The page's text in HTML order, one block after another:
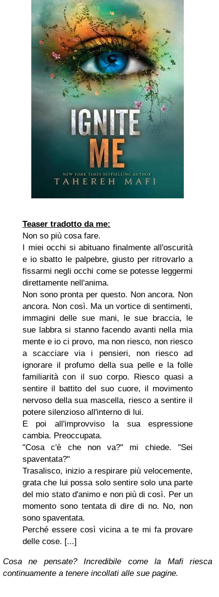
Teaser tradotto da me:
Non so più cosa fare.
I miei occhi si abituano finalmente all'oscurità
e io sbatto le palpebre, giusto per ritrovarlo a
fissarmi negli occhi come se potesse leggermi
direttamente nell'anima.
Non sono pronta per questo. Non ancora. Non
ancora. Non così. Ma un vortice di sentimenti,
immagini delle sue mani, le sue braccia, le
sue labbra si stanno facendo avanti nella mia
mente e io ci provo, ma non riesco, non riesco
a scacciare via i pensieri, non riesco ad
ignorare il profumo della sua pelle e la folle
familiarità con il suo corpo. Riesco quasi a
sentire il battito del suo cuore, il movimento
nervoso della sua mascella, riesco a sentire il
potere silenzioso all'interno di lui.
E poi all'improvviso la sua espressione
cambia. Preoccupata.
"Cosa c'è che non va?" mi chiede. "Sei
spaventata?"
Trasalisco, inizio a respirare più velocemente,
grata che lui possa solo sentire solo una parte
del mio stato d'animo e non più di così. Per un
momento sono tentata di dire di no. No, non
sono spaventata.
Perché essere così vicina a te mi fa provare
delle cose. [...]
Cosa ne pensate? Incredibile come la Mafi riesca
continuamente a tenere incollati alle sue pagine.